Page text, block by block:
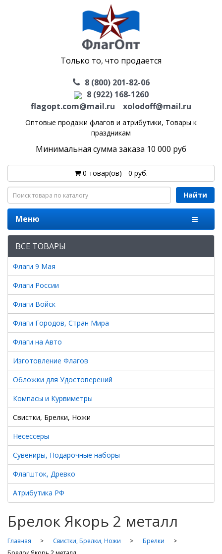
Только то, что продается
8 (800) 201-82-06
8 (922) 168-1260
flagopt.com@mail.ru
xolodoff@mail.ru
Оптовые продажи флагов и атрибутики, Товары к
праздникам
Минимальная сумма заказа 10 000 руб
0 товар(ов) - 0 руб.
Найти
Меню
ВСЕ ТОВАРЫ
Флаги 9 Мая
Флаги России
Флаги Войск
Флаги Городов, Стран Мира
Флаги на Авто
Изготовление Флагов
Обложки для Удостоверений
Компасы и Курвиметры
Свистки, Брелки, Ножи
Несессеры
Сувениры, Подарочные наборы
Флагшток, Древко
Атрибутика РФ
Брелок Якорь 2 металл
Главная Свистки, Брелки, Ножи
Брелки